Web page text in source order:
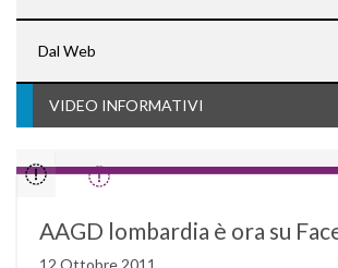
Dal Web
VIDEO INFORMATIVI
AAGD lombardia è ora su